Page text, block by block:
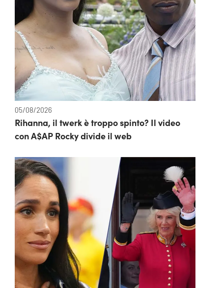
05/08/2026
Rihanna, il twerk è troppo spinto? Il video
con A$AP Rocky divide il web